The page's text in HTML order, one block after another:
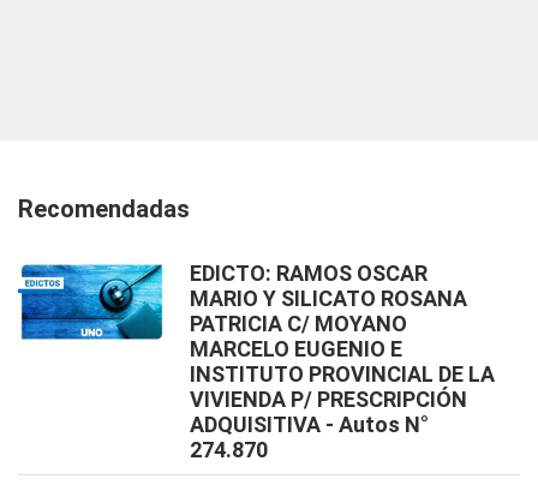
Recomendadas
EDICTO: RAMOS OSCAR
MARIO Y SILICATO ROSANA
PATRICIA C/ MOYANO
MARCELO EUGENIO E
INSTITUTO PROVINCIAL DE LA
VIVIENDA P/ PRESCRIPCIÓN
ADQUISITIVA - Autos N°
274.870